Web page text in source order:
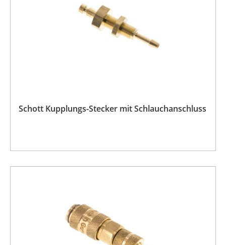
Schott Kupplungs-Stecker mit Schlauchanschluss